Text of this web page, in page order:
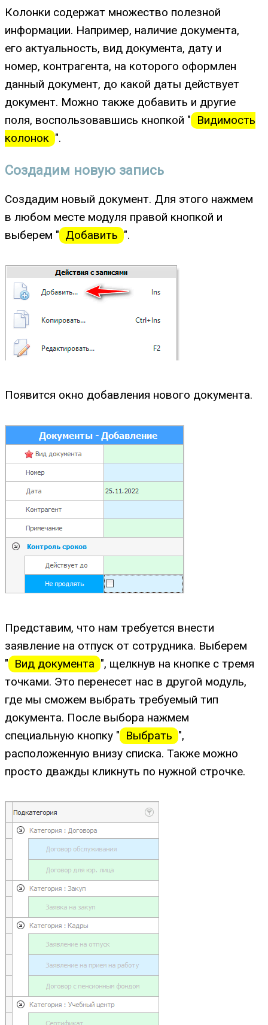
Колонки содержат множество полезной
информации. Например, наличие документа,
его актуальность, вид документа, дату и
номер, контрагента, на которого оформлен
данный документ, до какой даты действует
документ. Можно также добавить и другие
поля, воспользовавшись кнопкой " Видимость
колонок ".
Создадим новую запись
Создадим новый документ. Для этого нажмем
в любом месте модуля правой кнопкой и
выберем " Добавить ".
Появится окно добавления нового документа.
Представим, что нам требуется внести
заявление на отпуск от сотрудника. Выберем
" Вид документа ", щелкнув на кнопке с тремя
точками. Это перенесет нас в другой модуль,
где мы сможем выбрать требуемый тип
документа. После выбора нажмем
специальную кнопку " Выбрать ",
расположенную внизу списка. Также можно
просто дважды кликнуть по нужной строчке.